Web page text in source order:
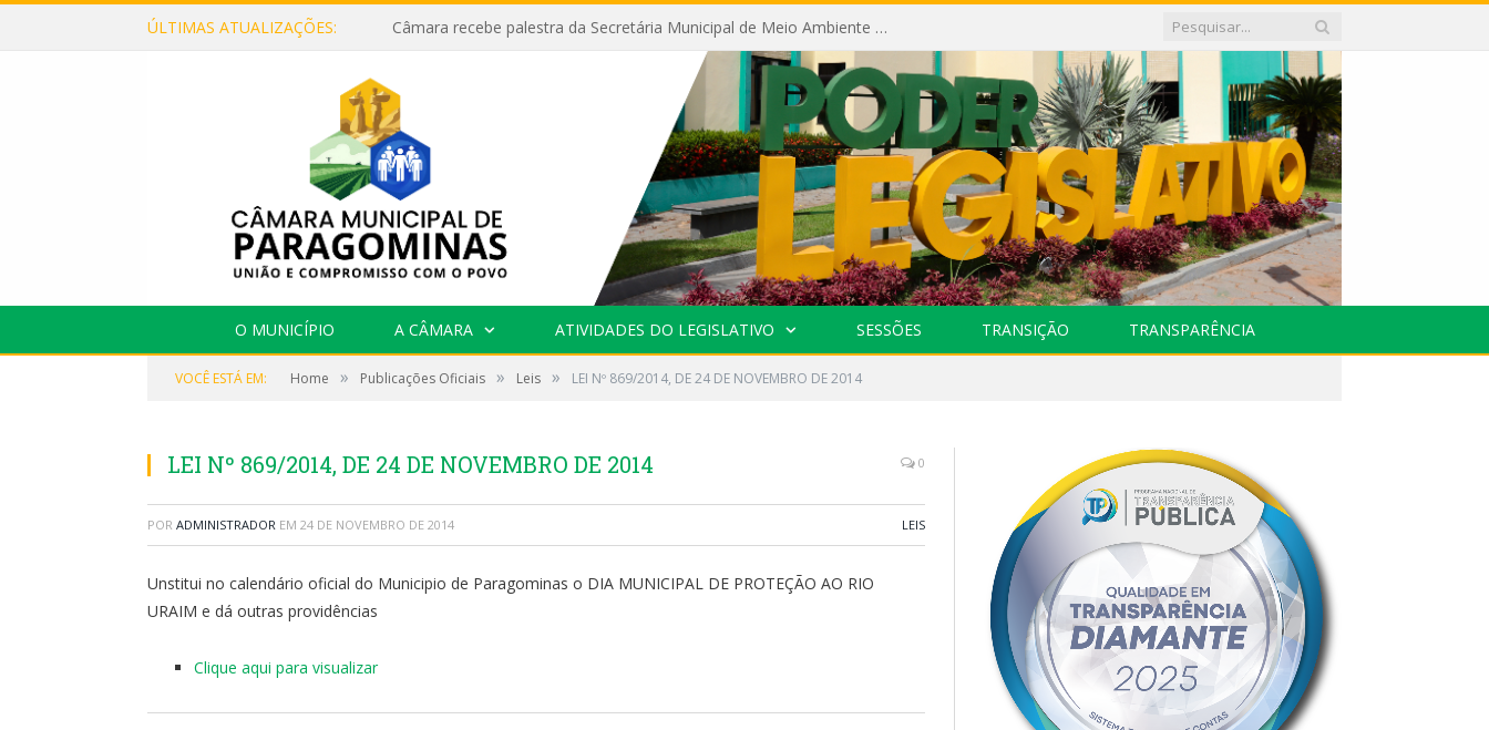
ÚLTIMAS ATUALIZAÇÕES: Câmara recebe palestra da Secretária Municipal de Meio Ambiente sobre as ações da “SEMANA DO MEIO AMBIENTE”
O MUNICÍPIO A CÂMARA ATIVIDADES DO LEGISLATIVO SESSÕES TRANSIÇÃO TRANSPARÊNCIA
VOCÊ ESTÁ EM: Home » Publicações Oficiais » Leis » LEI Nº 869/2014, DE 24 DE NOVEMBRO DE 2014
LEI Nº 869/2014, DE 24 DE NOVEMBRO DE 2014 0
POR ADMINISTRADOR EM 24 DE NOVEMBRO DE 2014 LEIS
Unstitui no calendário oficial do Municipio de Paragominas o DIA MUNICIPAL DE PROTEÇÃO AO RIO
URAIM e dá outras providências
Clique aqui para visualizar